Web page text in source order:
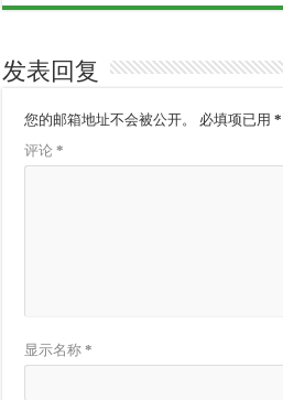
发表回复
您的邮箱地址不会被公开。 必填项已用*
评论*
显示名称*